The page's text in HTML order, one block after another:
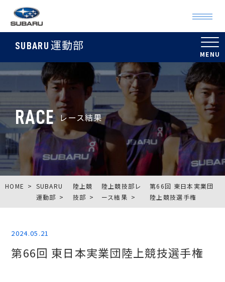
SUBARU 運動部
RACE レース結果
HOME
SUBARU
運動部
陸上競
技部
陸上競技部レ
ース結果
第66回 東日本実業団
陸上競技選手権
2024.05.21
第66回 東日本実業団陸上競技選手権